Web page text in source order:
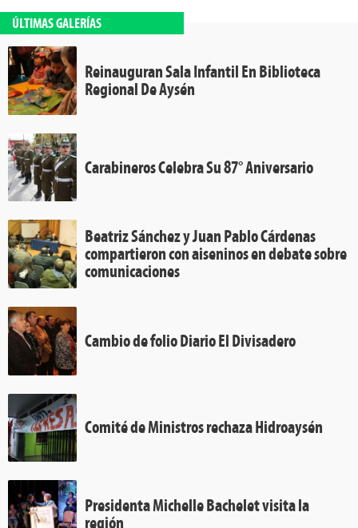
ÚLTIMAS GALERÍAS
Reinauguran Sala Infantil En Biblioteca
Regional De Aysén
Carabineros Celebra Su 87° Aniversario
Beatriz Sánchez y Juan Pablo Cárdenas
compartieron con aiseninos en debate sobre
comunicaciones
Cambio de folio Diario El Divisadero
Comité de Ministros rechaza Hidroaysén
Presidenta Michelle Bachelet visita la
región